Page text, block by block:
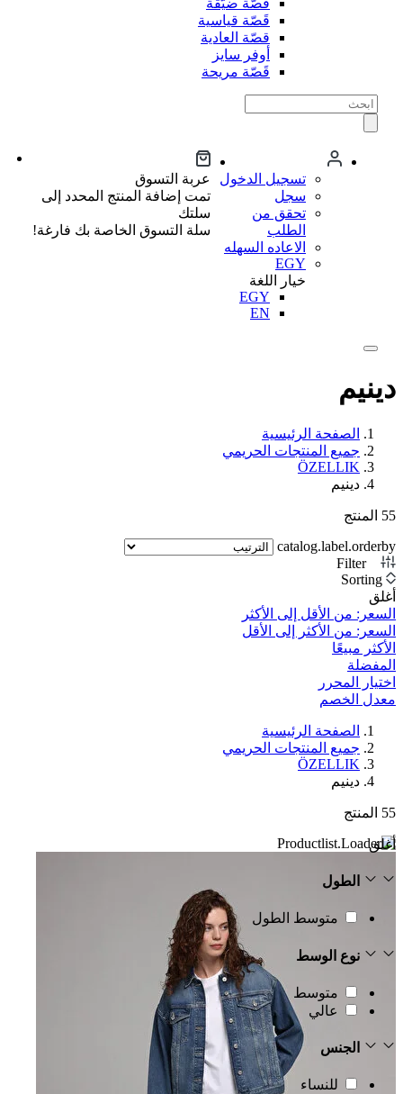
قَصّة ضيّقة
قَصّة قياسية
قصّة العادية
أوفر سايز
قَصّة مريحة
تسجيل الدخول
سجل
تحقق من
الطلب
الاعاده السهله
EGY
خيار اللغة
EGY
EN
عربة التسوق
تمت إضافة المنتج المحدد إلى
سلتك
سلة التسوق الخاصة بك فارغة!
دينيم
الصفحة الرئيسية
جميع المنتجات الحريمي
ÖZELLIK
دينيم
55 المنتج
catalog.label.orderby
Filter
Sorting
أغلق
السعر: من الأقل إلى الأكثر
السعر: من الأكثر إلى الأقل
الأكثر مبيعًا
المفضلة
اختيار المحرر
معدل الخصم‎
الصفحة الرئيسية
جميع المنتجات الحريمي
ÖZELLIK
دينيم
55 المنتج
أغلق
الطول
متوسط الطول
نوع الوسط
متوسط
عالي
الجنس
للنساء